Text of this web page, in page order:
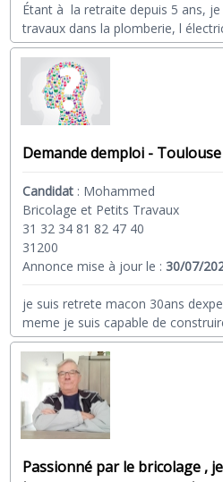
Étant à la retraite depuis 5 ans,
travaux dans la plomberie, l
Demande demploi - Toulouse
Candidat : Mohammed
Bricolage et Petits Travaux
31 32 34 81 82 47 40
31200
Annonce mise à jour le :30/07/
je suis retrete macon 30ans
meme je suis capable de
Passionné par le bricolage ,